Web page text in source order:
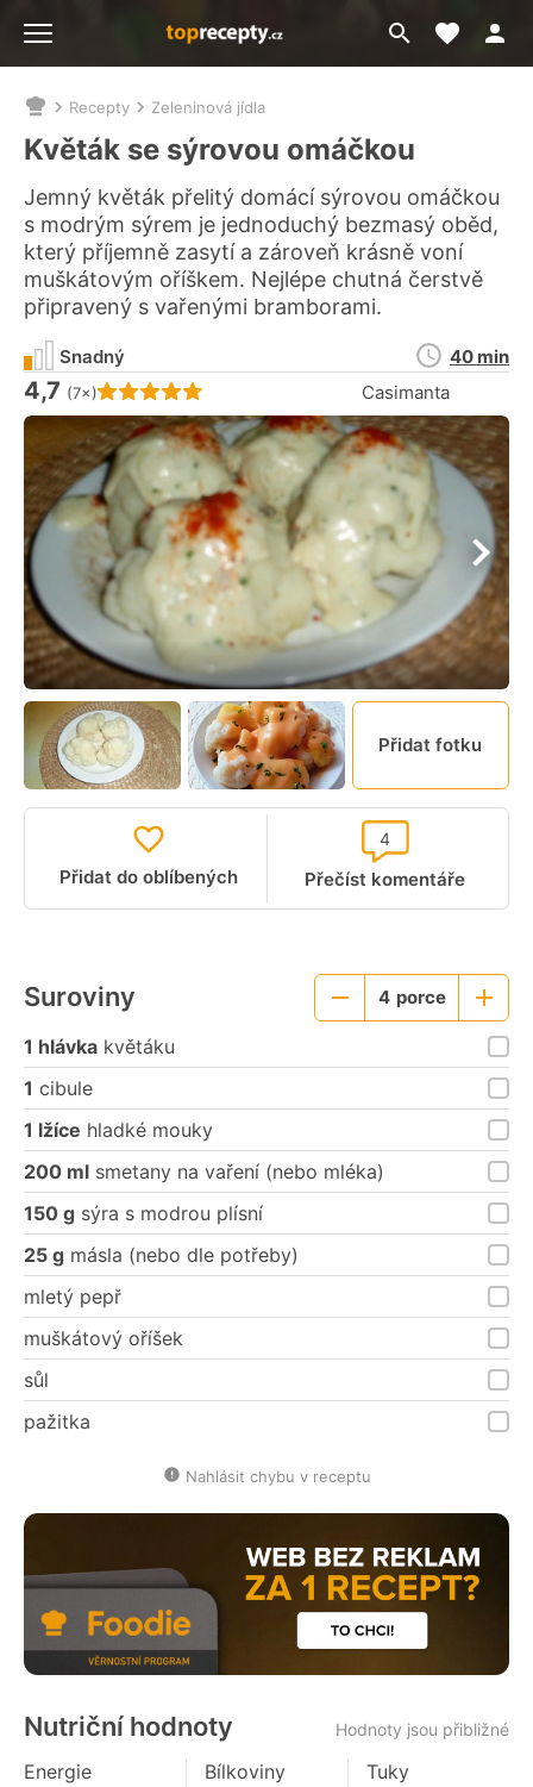
Přejít
na
Moje
Nacházíte
se
zde:
Recepty Zeleninová jídla
Květák se sýrovou omáčkou
Jemný květák přelitý domácí sýrovou omáčkou
s modrým sýrem je jednoduchý bezmasý oběd,
který příjemně zasytí a zároveň krásně voní
muškátovým oříškem. Nejlépe chutná čerstvě
připravený s vařenými bramborami.
Hodnocení receptu je
4,7 (7×) Casimanta
Snadný
Doba
40 min
Přidat fotku
Přidat do oblíbených Přečíst komentáře
4
Suroviny
Menší
4 porce
Větší
porce
1 hlávka květáku
1 cibule
1 lžíce hladké mouky
200 ml smetany na vaření (nebo mléka)
150 g sýra s modrou plísní
25 g másla (nebo dle potřeby)
mletý pepř
muškátový oříšek
sůl
pažitka
Nahlásit chybu v receptu
Nutriční hodnoty Hodnoty jsou přibližné
Energie
Bílkoviny
Tuky